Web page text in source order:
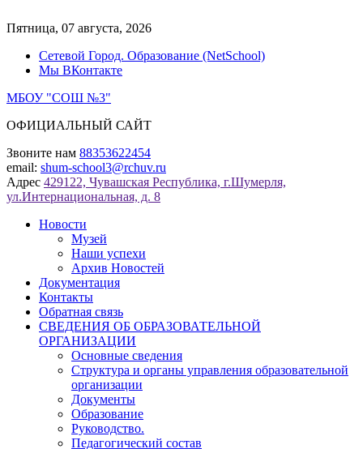
к
Пятница, 07 августа, 2026
Сетевой Город. Образование (NetSchool)
Мы ВКонтакте
МБОУ "СОШ №3"
ОФИЦИАЛЬНЫЙ САЙТ
Звоните нам 88353622454
email: shum-school3@rchuv.ru
Адрес 429122, Чувашская Республика, г.Шумерля,
ул.Интернациональная, д. 8
Новости
Музей
Наши успехи
Архив Новостей
Документация
Контакты
Обратная связь
СВЕДЕНИЯ ОБ ОБРАЗОВАТЕЛЬНОЙ
ОРГАНИЗАЦИИ
Основные сведения
Структура и органы управления образовательной
организации
Документы
Образование
Руководство.
Педагогический состав